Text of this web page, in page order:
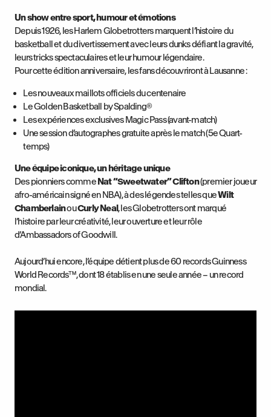
Un show entre sport, humour et émotions
Depuis 1926, les Harlem Globetrotters marquent l’histoire du
basketball et du divertissement avec leurs dunks défiant la gravité,
leurs tricks spectaculaires et leur humour légendaire.
Pour cette édition anniversaire, les fans découvriront à Lausanne :
Les nouveaux maillots officiels du centenaire
Le Golden Basketball by Spalding®
Les expériences exclusives Magic Pass (avant-match)
Une session d’autographes gratuite après le match (5e Quart-
temps)
Une équipe iconique, un héritage unique
Des pionniers commeNat “Sweetwater” Clifton(premier joueur
afro-américain signé en NBA), à des légendes telles queWilt
ChamberlainouCurly Neal, les Globetrotters ont marqué
l’histoire par leur créativité, leur ouverture et leur rôle
d’Ambassadors of Goodwill.
Aujourd’hui encore, l’équipe détient plus de 60 records Guinness
World Records™, dont 18 établis en une seule année – un record
mondial.